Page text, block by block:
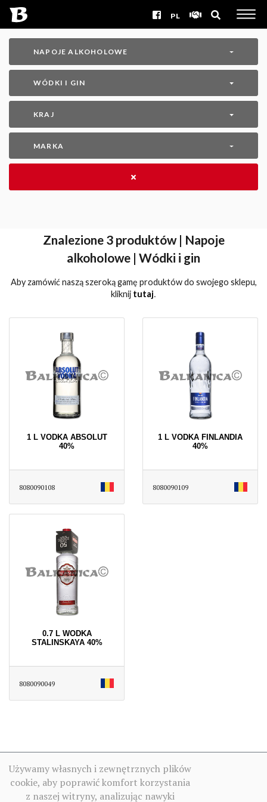
PL
NAPOJE ALKOHOLOWE
WÓDKI I GIN
KRAJ
MARKA
Znalezione 3produktów | Napoje
alkoholowe | Wódki i gin
Aby zamówić naszą szeroką gamę produktów do swojego sklepu,
kliknij tutaj․
1 L VODKA ABSOLUT
40%
8080090108
1 L VODKA FINLANDIA
40%
8080090109
0.7 L WODKA
STALINSKAYA 40%
8080090049
Używamy własnych i zewnętrznych plików
cookie, aby poprawić komfort korzystania
z naszej witryny, analizując nawyki